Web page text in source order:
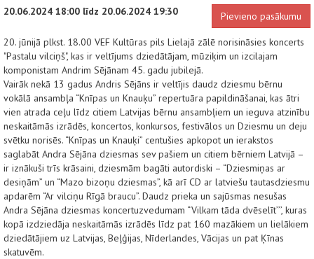
20.06.2024 18:00 līdz 20.06.2024 19:30 Pievieno pasākumu
20. jūnijā plkst. 18.00 VEF Kultūras pils Lielajā zālē norisināsies koncerts
"Pastalu vilciņš", kas ir veltījums dziedātājam, mūziķim un izcilajam
komponistam Andrim Sējānam 45. gadu jubilejā.
Vairāk nekā 13 gadus Andris Sējāns ir veltījis daudz dziesmu bērnu
vokālā ansambļa “Knīpas un Knauķu” repertuāra papildināšanai, kas ātri
vien atrada ceļu līdz citiem Latvijas bērnu ansambļiem un ieguva atzinību
neskaitāmās izrādēs, koncertos, konkursos, festivālos un Dziesmu un deju
svētku norisēs. “Knīpas un Knauķi” centušies apkopot un ierakstos
saglabāt Andra Sējāna dziesmas sev pašiem un citiem bērniem Latvijā –
ir iznākuši trīs krāsaini, dziesmām bagāti autordiski – “Dziesmiņas ar
desiņām” un “Mazo bizoņu dziesmas”, kā arī CD ar latviešu tautasdziesmu
apdarēm “Ar vilciņu Rīgā braucu”. Daudz prieka un sajūsmas nesušas
Andra Sējāna dziesmas koncertuzvedumam “Vilkam tāda dvēselīt’’’, kuras
kopā izdziedāja neskaitāmās izrādēs līdz pat 160 mazākiem un lielākiem
dziedātājiem uz Latvijas, Beļģijas, Nīderlandes, Vācijas un pat Ķīnas
skatuvēm.